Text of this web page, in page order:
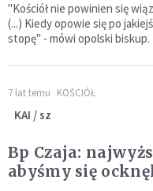
"Kościół nie powinien się
(...) Kiedy opowie się po
stopę" - mówi opolski biskup.
7 lat temu KOŚCIÓŁ
KAI / sz
Bp Czaja:
abyśmy się